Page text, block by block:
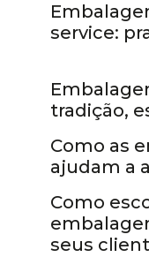
service:
tradição,
Como as
ajudam a
Como
seus